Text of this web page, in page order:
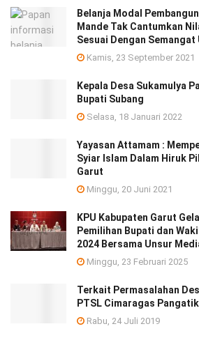
Belanja Modal
Mande Tak Cantumkan
Sesuai Dengan Semangat
Kamis, 23 September 2021
Kepala Desa Sukamulya
Bupati Subang
Selasa, 18 Januari 2022
Yayasan Attamam :
Syiar Islam Dalam Hiruk
Garut
Minggu, 20 Juni 2021
KPU Kabupaten Garut
Pemilihan Bupati dan
2024 Bersama Unsur
Minggu, 23 Februari 2025
Terkait Permasalahan
PTSL Cimaragas
Rabu, 24 Juli 2019